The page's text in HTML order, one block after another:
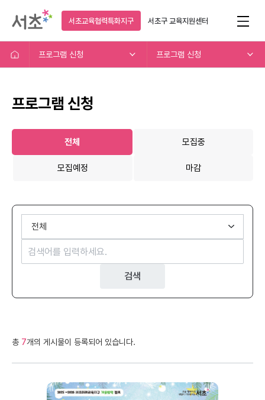
서초교육협력특화지구 서초구교육지원센터
프로그램 신청 프로그램 신청
프로그램 신청
전체 모집중
모집예정 마감
검색
총 7개의 게시물이 등록되어 있습니다.